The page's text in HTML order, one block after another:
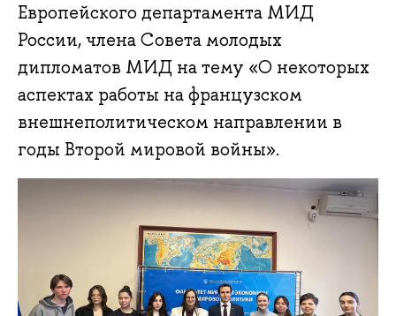
Европейского департамента МИД
России, члена Совета молодых
дипломатов МИД на тему «О некоторых
аспектах работы на французском
внешнеполитическом направлении в
годы Второй мировой войны».